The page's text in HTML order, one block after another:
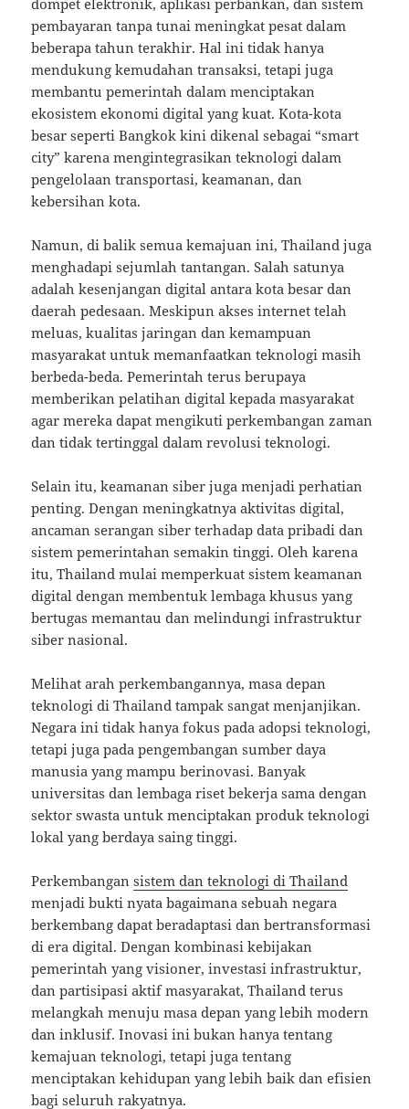
pembayaran tanpa tunai meningkat pesat dalam
beberapa tahun terakhir. Hal ini tidak hanya
mendukung kemudahan transaksi, tetapi juga
membantu pemerintah dalam menciptakan
ekosistem ekonomi digital yang kuat. Kota-kota
besar seperti Bangkok kini dikenal sebagai “smart
city” karena mengintegrasikan teknologi dalam
pengelolaan transportasi, keamanan, dan
kebersihan kota.
Namun, di balik semua kemajuan ini, Thailand juga
menghadapi sejumlah tantangan. Salah satunya
adalah kesenjangan digital antara kota besar dan
daerah pedesaan. Meskipun akses internet telah
meluas, kualitas jaringan dan kemampuan
masyarakat untuk memanfaatkan teknologi masih
berbeda-beda. Pemerintah terus berupaya
memberikan pelatihan digital kepada masyarakat
agar mereka dapat mengikuti perkembangan zaman
dan tidak tertinggal dalam revolusi teknologi.
Selain itu, keamanan siber juga menjadi perhatian
penting. Dengan meningkatnya aktivitas digital,
ancaman serangan siber terhadap data pribadi dan
sistem pemerintahan semakin tinggi. Oleh karena
itu, Thailand mulai memperkuat sistem keamanan
digital dengan membentuk lembaga khusus yang
bertugas memantau dan melindungi infrastruktur
siber nasional.
Melihat arah perkembangannya, masa depan
teknologi di Thailand tampak sangat menjanjikan.
Negara ini tidak hanya fokus pada adopsi teknologi,
tetapi juga pada pengembangan sumber daya
manusia yang mampu berinovasi. Banyak
universitas dan lembaga riset bekerja sama dengan
sektor swasta untuk menciptakan produk teknologi
lokal yang berdaya saing tinggi.
Perkembangansistem dan teknologi di Thailand
menjadi bukti nyata bagaimana sebuah negara
berkembang dapat beradaptasi dan bertransformasi
di era digital. Dengan kombinasi kebijakan
pemerintah yang visioner, investasi infrastruktur,
dan partisipasi aktif masyarakat, Thailand terus
melangkah menuju masa depan yang lebih modern
dan inklusif. Inovasi ini bukan hanya tentang
kemajuan teknologi, tetapi juga tentang
menciptakan kehidupan yang lebih baik dan efisien
bagi seluruh rakyatnya.